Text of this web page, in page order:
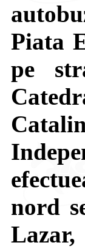
Piata
pe
nord